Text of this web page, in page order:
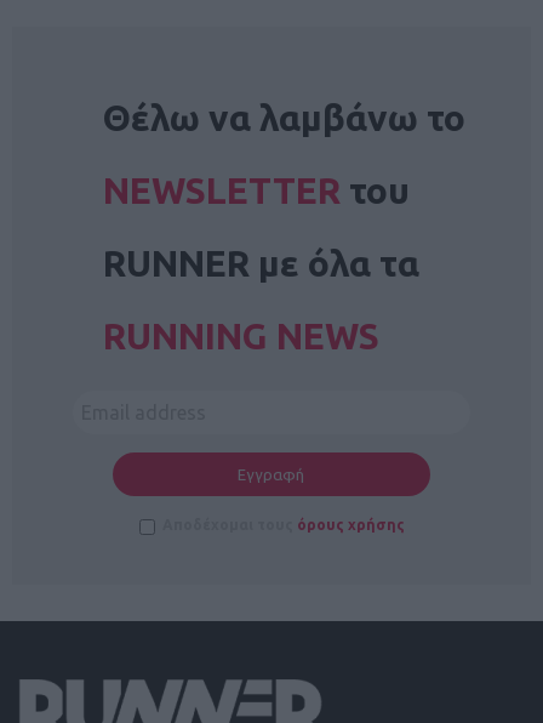
Θέλω να λαμβάνω το
NEWSLETTER του
RUNNER με όλα τα
RUNNING NEWS
όρους χρήσης